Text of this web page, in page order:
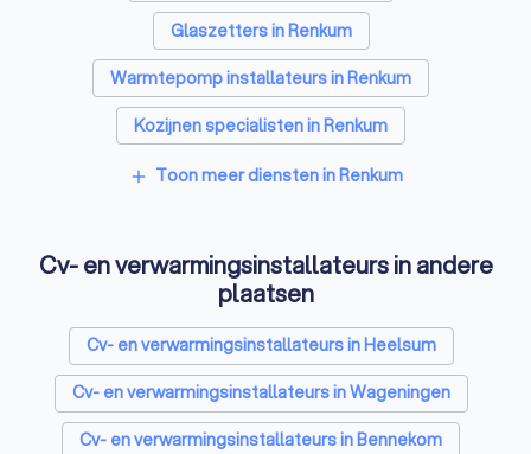
Glaszetters in Renkum
Warmtepomp installateurs in Renkum
Kozijnen specialisten in Renkum
Zonnepanelen-installateurs in Renkum
Thuisbatterij installateurs in Renkum
add Toon meer diensten in Renkum
Cv- en verwarmingsinstallateurs in andere
plaatsen
Cv- en verwarmingsinstallateurs in Heelsum
Cv- en verwarmingsinstallateurs in Wageningen
Cv- en verwarmingsinstallateurs in Bennekom